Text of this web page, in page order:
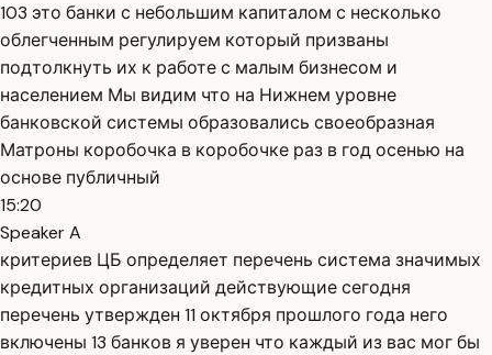
103 это банки с небольшим капиталом с несколько
облегченным регулируем который призваны
подтолкнуть их к работе с малым бизнесом и
населением Мы видим что на Нижнем уровне
банковской системы образовались своеобразная
Матроны коробочка в коробочке раз в год осенью на
основе публичный
15:20
Speaker A
критериев ЦБ определяет перечень система значимых
кредитных организаций действующие сегодня
перечень утвержден 11 октября прошлого года него
включены 13 банков я уверен что каждый из вас мог бы